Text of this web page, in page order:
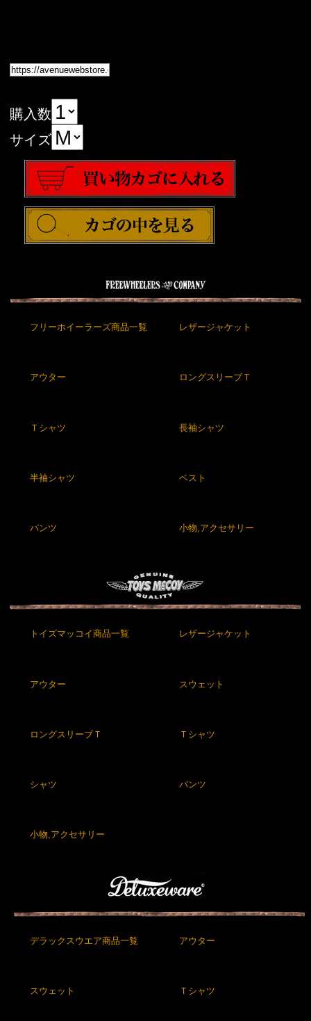
購入数
サイズ
フリーホイーラーズ商品一覧 レザージャケット
アウター ロングスリーブＴ
Ｔシャツ 長袖シャツ
半袖シャツ ベスト
パンツ 小物,アクセサリー
トイズマッコイ商品一覧 レザージャケット
アウター スウェット
ロングスリーブＴ Ｔシャツ
シャツ パンツ
小物,アクセサリー
デラックスウエア商品一覧 アウター
スウェット Ｔシャツ